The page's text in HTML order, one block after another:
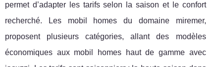
permet d’adapter les tarifs selon la saison et le confort
recherché. Les mobil homes du domaine miremer,
proposent plusieurs catégories, allant des modèles
économiques aux mobil homes haut de gamme avec